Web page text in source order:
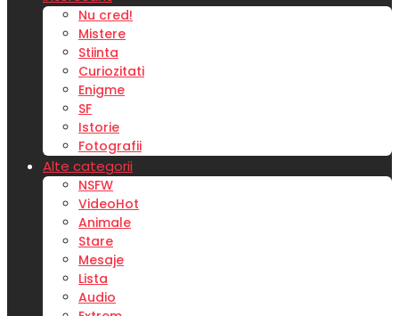
Nu cred!
Mistere
Stiinta
Curiozitati
Enigme
SF
Istorie
Fotografii
Alte categorii
NSFW
VideoHot
Animale
Stare
Mesaje
Lista
Audio